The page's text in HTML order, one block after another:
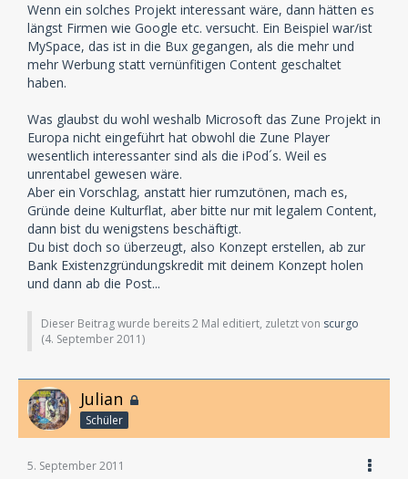
Wenn ein solches Projekt interessant wäre, dann hätten es
längst Firmen wie Google etc. versucht. Ein Beispiel war/ist
MySpace, das ist in die Bux gegangen, als die mehr und
mehr Werbung statt vernünfitigen Content geschaltet
haben.
Was glaubst du wohl weshalb Microsoft das Zune Projekt in
Europa nicht eingeführt hat obwohl die Zune Player
wesentlich interessanter sind als die iPod´s. Weil es
unrentabel gewesen wäre.
Aber ein Vorschlag, anstatt hier rumzutönen, mach es,
Gründe deine Kulturflat, aber bitte nur mit legalem Content,
dann bist du wenigstens beschäftigt.
Du bist doch so überzeugt, also Konzept erstellen, ab zur
Bank Existenzgründungskredit mit deinem Konzept holen
und dann ab die Post...
Dieser Beitrag wurde bereits 2 Mal editiert, zuletzt von scurgo
(4. September 2011)
Julian
Schüler
5. September 2011